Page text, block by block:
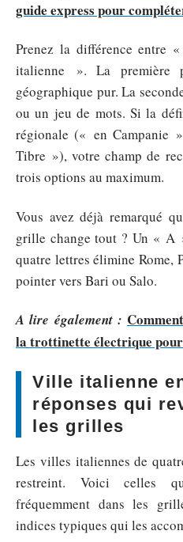
guide express pour
Prenez la différence
italienne ». La première
géographique pur. La
ou un jeu de mots. Si la
régionale (« en
Tibre »), votre champ de
trois options au maximum.
Vous avez déjà remarqué
grille change tout ? Un « A
quatre lettres élimine Rome,
pointer vers Bari ou Salo.
A lire également :
la trottinette électrique
Ville italienne
réponses qui
les grilles
Les villes italiennes de
restreint. Voici celles
fréquemment dans les
indices typiques qui les